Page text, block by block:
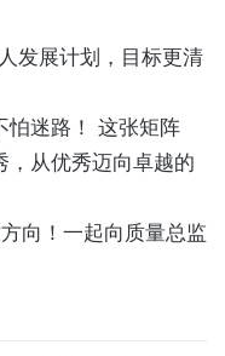
发展计划，目标更清
怕迷路！ 这张矩阵
，从优秀迈向卓越的
向！一起向质量总监